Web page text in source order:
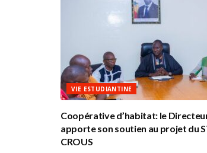
VIE ESTUDIANTINE
Coopérative d’habitat: le
apporte son soutien au projet du
CROUS